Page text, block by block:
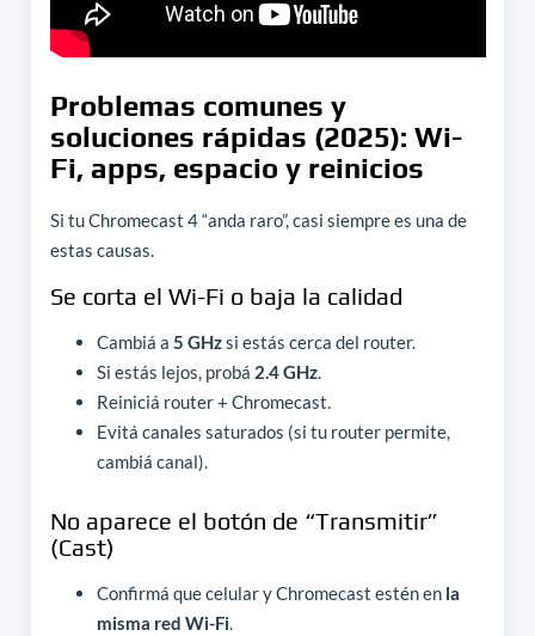
Problemas comunes y
soluciones rápidas (2025): Wi-
Fi, apps, espacio y reinicios
Si tu Chromecast 4 “anda raro”, casi siempre es una de
estas causas.
Se corta el Wi-Fi o baja la calidad
Cambiá a5 GHzsi estás cerca del router.
Si estás lejos, probá 2.4 GHz.
Reiniciá router + Chromecast.
Evitá canales saturados (si tu router permite,
cambiá canal).
No aparece el botón de “Transmitir”
(Cast)
Confirmá que celular y Chromecast estén en la
misma red Wi-Fi.